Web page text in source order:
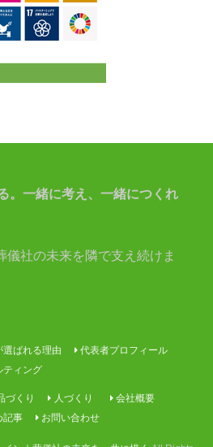
。一緒に考え、一緒につくれ
儀社の未来を隣で支え続けま
選ばれる理由
代表者プロフィール
ティング
づくり 人づくり
会社概要
記事
お問い合わせ